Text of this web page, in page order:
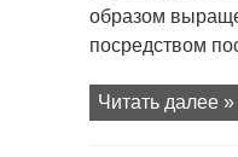
образом
посредством
Читать далее »